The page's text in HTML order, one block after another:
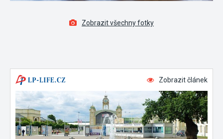
Zobrazit všechny fotky
Zobrazit článek